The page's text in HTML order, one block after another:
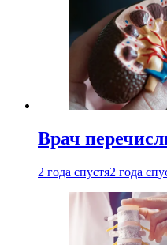
Врач
2 года спустя2 года